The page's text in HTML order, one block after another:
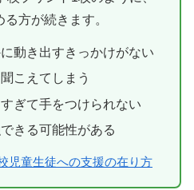
方が続きます。
動き出すきっかけがない
こえてしまう
ぎて手をつけられない
きる可能性がある
児童生徒への支援の在り方